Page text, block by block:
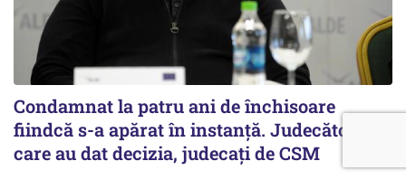
Condamnat la patru ani de închisoare
fiindcă s-a apărat în instanță. Judecătorii
care au dat decizia, judecați de CSM